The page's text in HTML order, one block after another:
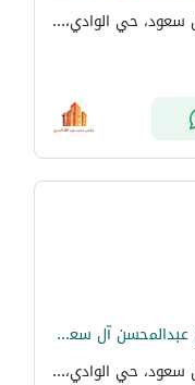
شارع شارع الأمير سعود بن عبدالمحسن آل سعود، حي الوادي، حي مريفق، حائل
أرض للإيجار في شارع شارع الأمير سعود بن عبدالمحسن آل سعود, حي الوادي, مدينة حائل, منطقة حائل
شارع شارع الأمير سعود بن عبدالمحسن آل سعود، حي الوادي، حي مريفق، حائل